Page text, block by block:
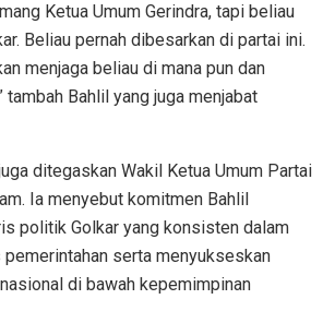
Ketua Umum Gerindra, tapi beliau
Beliau pernah dibesarkan di partai ini.
menjaga beliau di mana pun dan
tambah Bahlil yang juga menjabat
ditegaskan Wakil Ketua Umum Partai
Ia menyebut komitmen Bahlil
politik Golkar yang konsisten dalam
serta menyukseskan
di bawah kepemimpinan